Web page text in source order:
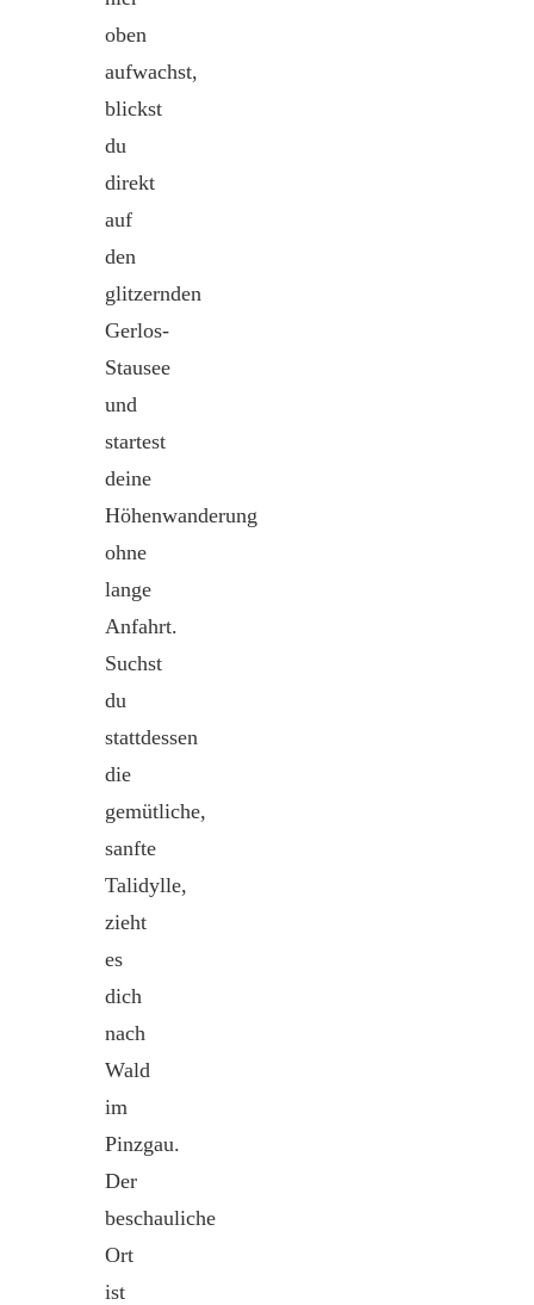
oben
aufwachst,
blickst
du
direkt
auf
den
glitzernden
Gerlos-
Stausee
und
startest
deine
Höhenwanderung
ohne
lange
Anfahrt.
Suchst
du
stattdessen
die
gemütliche,
sanfte
Talidylle,
zieht
es
dich
nach
Wald
im
Pinzgau.
Der
beschauliche
Ort
ist